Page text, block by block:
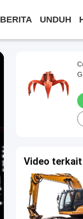
BERITA UNDUH
Video terkait